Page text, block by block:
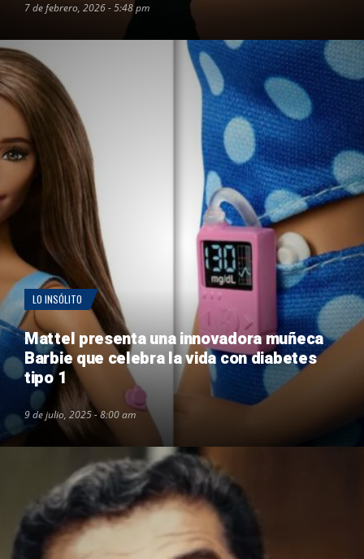
7 de febrero, 2026 - 5:48 pm
LO INSÓLITO
Mattel presenta una innovadora muñeca
Barbie que celebra la vida con diabetes
tipo 1
9 de julio, 2025 - 8:00 am